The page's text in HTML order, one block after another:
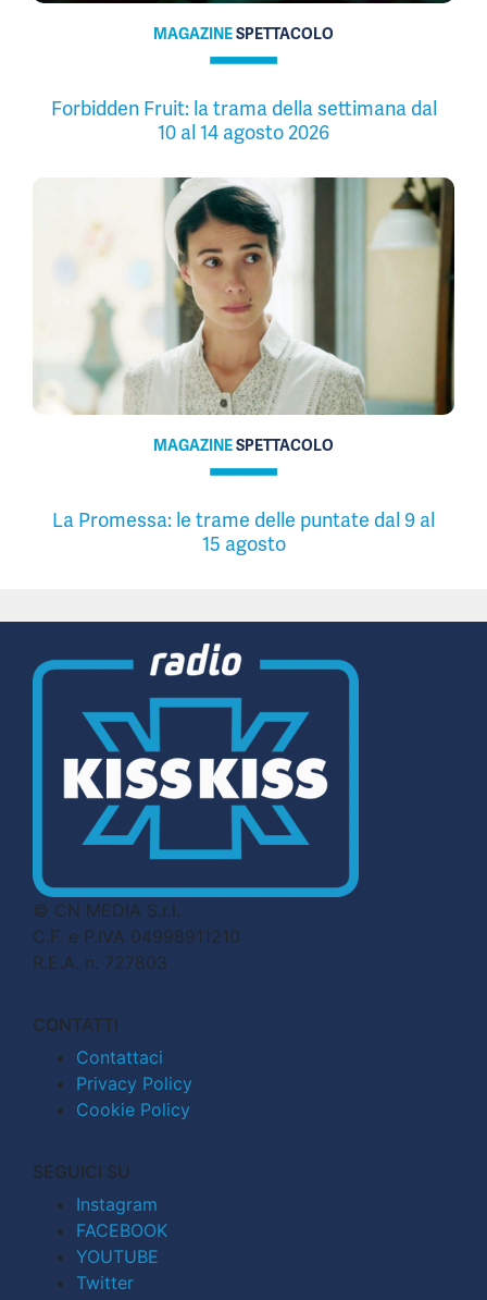
MAGAZINESPETTACOLO
Forbidden Fruit: la trama della settimana dal
10 al 14 agosto 2026
MAGAZINESPETTACOLO
La Promessa: le trame delle puntate dal 9 al
15 agosto
© CN MEDIA S.r.l.
C.F. e P.IVA 04998911210
R.E.A. n. 727803
CONTATTI
Contattaci
Privacy Policy
Cookie Policy
SEGUICI SU
Instagram
FACEBOOK
YOUTUBE
Twitter